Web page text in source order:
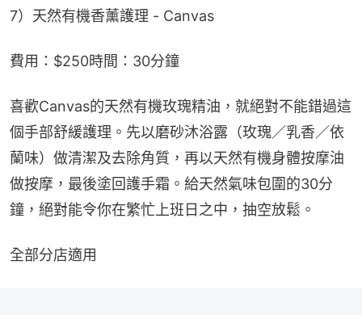
7）天然有機香薰護理 - Canvas
費用：$250時間：30分鐘
喜歡Canvas的天然有機玫瑰精油，就絕對不能錯過這
個手部舒緩護理。先以磨砂沐浴露（玫瑰／乳香／依
蘭味）做清潔及去除角質，再以天然有機身體按摩油
做按摩，最後塗回護手霜。給天然氣味包圍的30分
鐘，絕對能令你在繁忙上班日之中，抽空放鬆。
全部分店適用